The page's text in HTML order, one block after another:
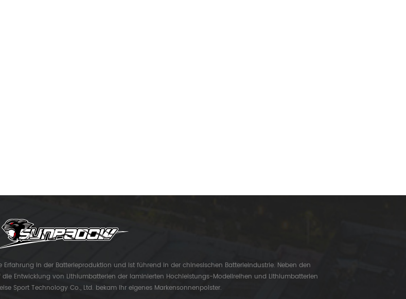
in der Batterieproduktion und ist führend in der chinesischen Batterieindustrie. Neben den
Entwicklung von Lithiumbatterien der laminierten Hochleistungs-Modellreihen und Lithiumbatterien
Sport Technology Co., Ltd. bekam ihr eigenes Markensonnenpolster.